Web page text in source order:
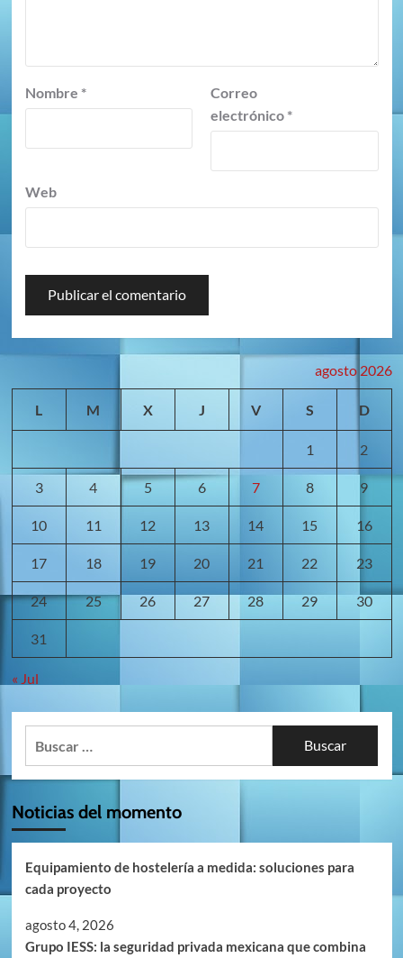
Nombre *
Correo
electrónico *
Web
agosto 2026
L M X J V S D
1 2
3 4 5 6 7 8 9
10 11 12 13 14 15 16
17 18 19 20 21 22 23
24 25 26 27 28 29 30
31
« Jul
Noticias del momento
Equipamiento de hostelería a medida: soluciones para
cada proyecto
agosto 4, 2026
Grupo IESS: la seguridad privada mexicana que combina